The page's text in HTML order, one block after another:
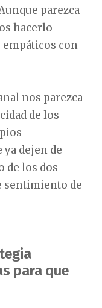
parezca
hacerlo
con
nos parezca
de los
dejen de
de los dos
sentimiento de
para que